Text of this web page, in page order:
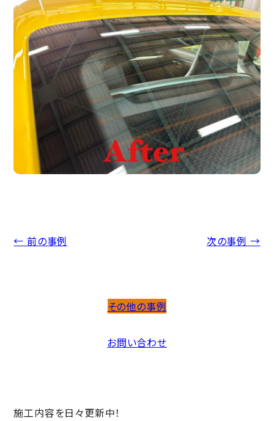
← 前の事例 次の事例 →
その他の事例
お問い合わせ
施工内容を日々更新中！